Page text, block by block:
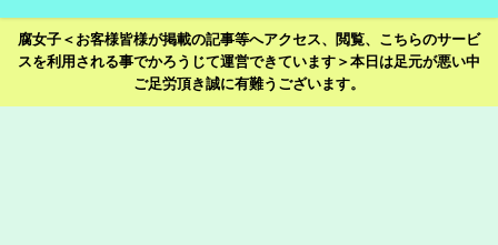
腐女子＜お客様皆様が掲載の記事等へアクセス、閲覧、こちらのサービ
スを利用される事でかろうじて運営できています＞本日は足元が悪い中
ご足労頂き誠に有難うございます。